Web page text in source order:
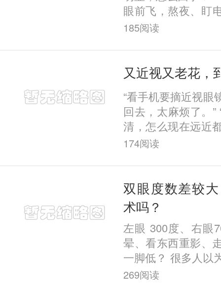
眼前飞，熬夜、
才30岁，这样下去
185阅读
又近视又老花，
“看手机要摘近视眼
回去，太麻烦了。
清，怎么现在远近
做近视手术，会
174阅读
双眼度数差较
术吗？
左眼 300度、右眼
晕、看东西重影、
一脚低？ 很多人以
大 =不能做近视手
269阅读